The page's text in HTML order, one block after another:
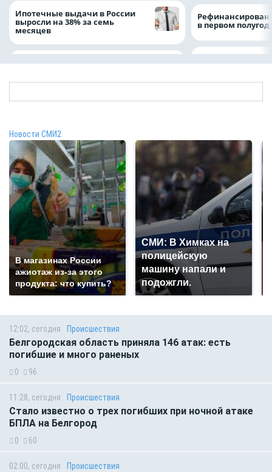
Ипотечные выдачи в России
выросли на 38% за семь
месяцев в первом
Новости СМИ2
В магазинах России
ажиотаж из-за этого
продукта: что купить?
СМИ: В Химках на
полицейскую
машину напали и
подожгли.
12:02, сегодня Происшествия
Белгородская область приняла 146 атак: есть
погибшие и много раненых
0 96
11:28, сегодня Происшествия
Стало известно о трех погибших при ночной атаке
БПЛА на Белгород
0 60
02:00, сегодня Происшествия